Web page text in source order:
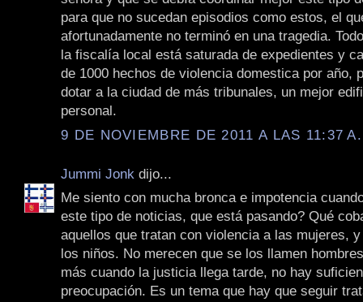
para que no sucedan episodios como estos, el
afortunadamente no terminó en una tragedia.
la fiscalía local está saturada de expedientes y
de 1000 hechos de violencia domestica por año,
dotar a la ciudad de más tribunales, un mejor
personal.
9 DE NOVIEMBRE DE 2011 A LAS 11:37
Jummi Jonk dijo...
Me siento con mucha bronca e impotencia
este tipo de noticias, que está pasando? Qué
aquellos que tratan con violencia a las mujeres,
los niños. No merecen que se los llamen
más cuando la justicia llega tarde, no hay
preocupación. Es un tema que hay que seguir